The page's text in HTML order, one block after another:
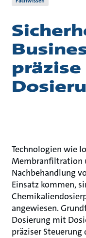
Technologien wie
Membranfiltration
Nachbehandlung
Einsatz kommen,
angewiesen.
Dosierung mit
präziser